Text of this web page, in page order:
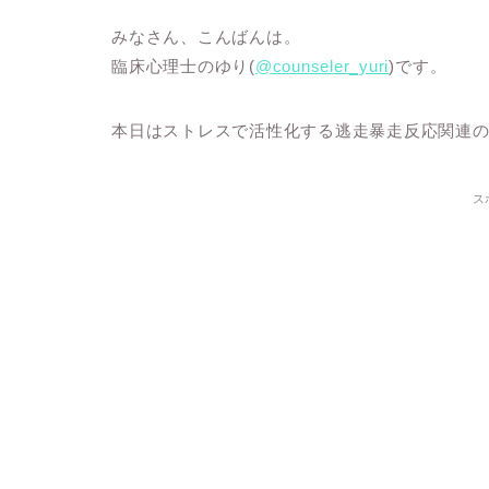
みなさん、こんばんは。
臨床心理士のゆり(@counseler_yuri)です。
本日はストレスで活性化する逃走暴走反応関連の
ス